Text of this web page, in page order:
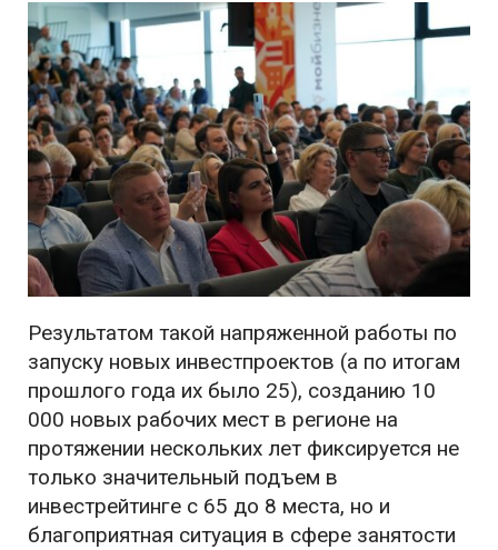
Результатом такой напряженной работы по
запуску новых инвестпроектов (а по итогам
прошлого года их было 25), созданию 10
000 новых рабочих мест в регионе на
протяжении нескольких лет фиксируется не
только значительный подъем в
инвестрейтинге с 65 до 8 места, но и
благоприятная ситуация в сфере занятости